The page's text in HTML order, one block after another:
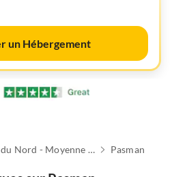
un Hébergement
Dalmatie du Nord - Moyenne Adriatique Pasman